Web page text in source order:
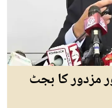
مزدور کا بجٹ